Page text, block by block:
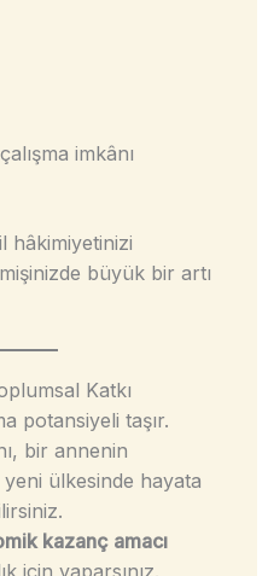
imkânı
hâkimiyetinizi
büyük bir artı
Katkı
potansiyeli taşır.
bir annenin
ülkesinde hayata
kazanç amacı